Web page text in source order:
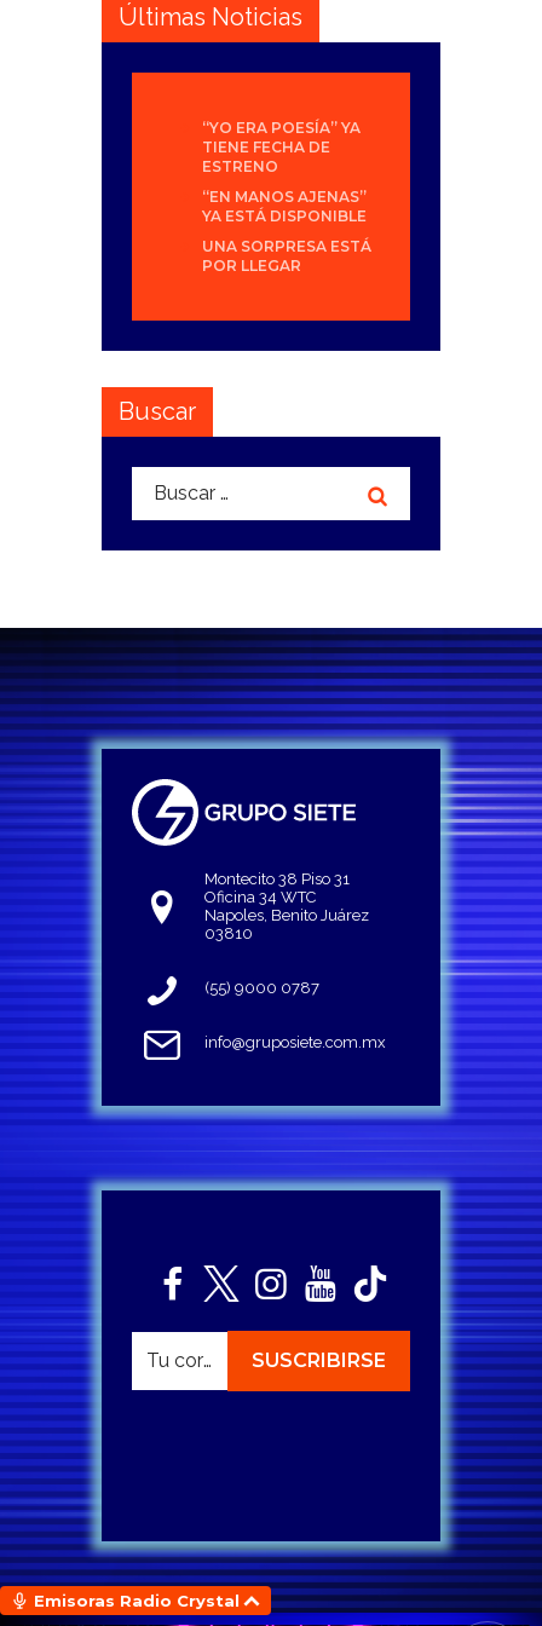
Últimas Noticias
“YO ERA POESÍA” YA
TIENE FECHA DE
ESTRENO
“EN MANOS AJENAS”
YA ESTÁ DISPONIBLE
UNA SORPRESA ESTÁ
POR LLEGAR
Buscar
Buscar:
Montecito 38 Piso 31
Oficina 34 WTC
Napoles, Benito Juárez
03810
(55) 9000 0787
info@gruposiete.com.mx
Emisoras Radio Crystal